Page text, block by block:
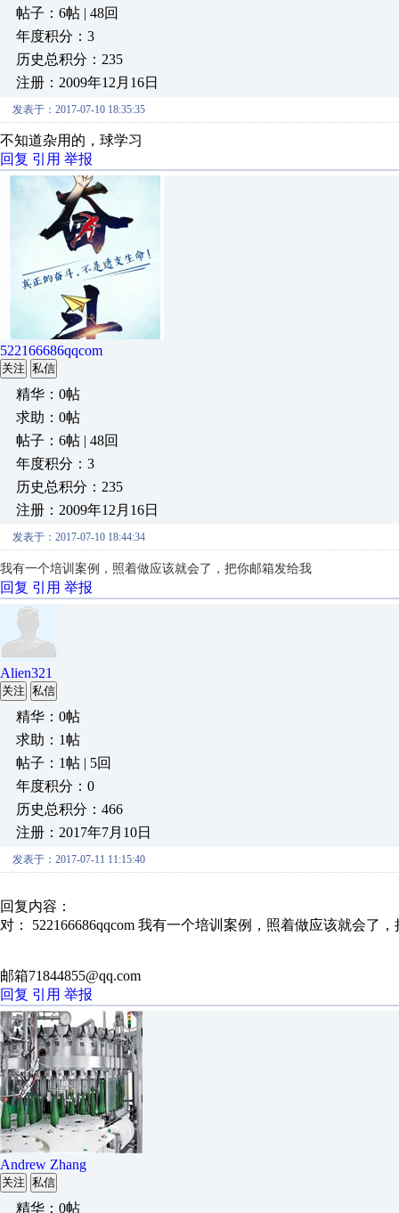
帖子：6帖 | 48回
年度积分：3
历史总积分：235
注册：2009年12月16日
发表于：2017-07-10 18:35:35
不知道杂用的，球学习
回复 引用 举报
522166686qqcom
关注 私信
精华：0帖
求助：0帖
帖子：6帖 | 48回
年度积分：3
历史总积分：235
注册：2009年12月16日
发表于：2017-07-10 18:44:34
我有一个培训案例，照着做应该就会了，把你邮箱发给我
回复 引用 举报
Alien321
关注 私信
精华：0帖
求助：1帖
帖子：1帖 | 5回
年度积分：0
历史总积分：466
注册：2017年7月10日
发表于：2017-07-11 11:15:40
回复内容：
对： 522166686qqcom 我有一个培训案例，照着做应该就会了
邮箱71844855@qq.com
回复 引用 举报
Andrew Zhang
关注 私信
精华：0帖